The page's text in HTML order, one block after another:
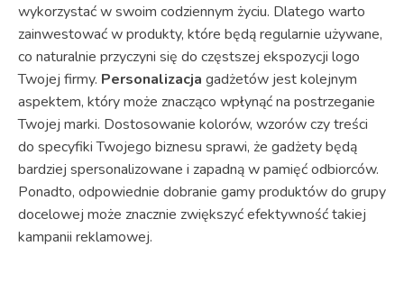
wykorzystać w swoim codziennym życiu. Dlatego warto
zainwestować w produkty, które będą regularnie używane,
co naturalnie przyczyni się do częstszej ekspozycji logo
Twojej firmy. Personalizacja gadżetów jest kolejnym
aspektem, który może znacząco wpłynąć na postrzeganie
Twojej marki. Dostosowanie kolorów, wzorów czy treści
do specyfiki Twojego biznesu sprawi, że gadżety będą
bardziej spersonalizowane i zapadną w pamięć odbiorców.
Ponadto, odpowiednie dobranie gamy produktów do grupy
docelowej może znacznie zwiększyć efektywność takiej
kampanii reklamowej.